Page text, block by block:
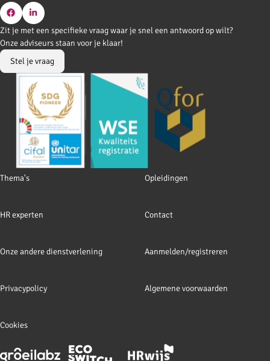
Go
to
Facebook
Go
to
LinkedIn
Footer
Thema's Opleidingen
HR experten Contact
Onze andere dienstverlening Aanmelden/registreren
Privacypolicy Algemene voorwaarden
Cookies
Zit je met een specifieke vraag waar je snel een antwoord op wilt?
Onze adviseurs staan voor je klaar!
Stel je vraag